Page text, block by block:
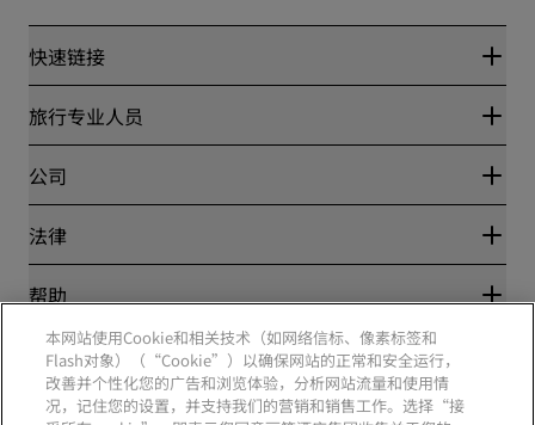
快速链接
丽赏会
Blog
目的地
丽笙酒店集团APP
体育认证酒店
家庭友好型酒店
旅行专业人员
合作伙伴
公司
丽笙酒店集团
工作机会 RHG
工作机会 PPHE
工作机会 EHL
The Club by RHG
发展机会
责任经营
法律
隐私中心
丽赏会条款和条件
网站使用协议
数字无障碍
帮助
消费者警示
联系方式
常见问题
社交媒体
丽笙酒店集团品牌
本网站使用Cookie和相关技术（如网络信标、像素标签和
Flash对象）（“Cookie”）以确保网站的正常和安全运行，
改善并个性化您的广告和浏览体验，分析网站流量和使用情
况，记住您的设置，并支持我们的营销和销售工作。选择“接